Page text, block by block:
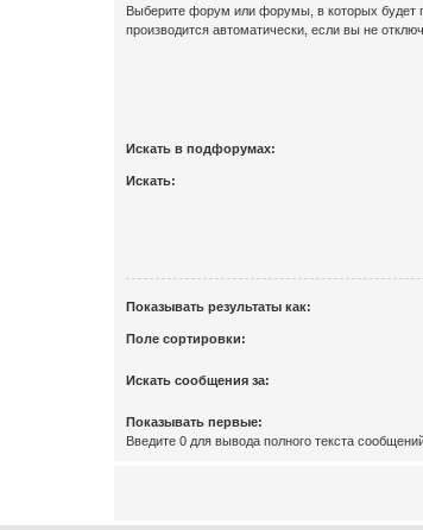
Выберите форум или форумы, в которых будет
производится автоматически, если вы не
Искать в подфорумах:
Искать:
Показывать результаты как:
Поле сортировки:
Искать сообщения за:
Показывать первые:
Введите 0 для вывода полного текста